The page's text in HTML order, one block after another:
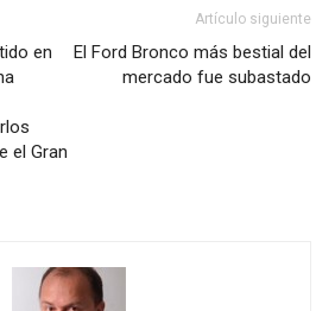
en
el Gran
Artículo siguiente
El Ford Bronco más bestial del
mercado fue subastado